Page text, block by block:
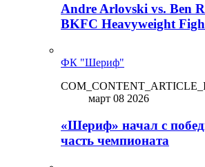
Andre Arlovski vs. Ben
BKFC Heavyweight
ФК "Шериф"
март 08 2026
«Шериф» начал с
часть чемпионата